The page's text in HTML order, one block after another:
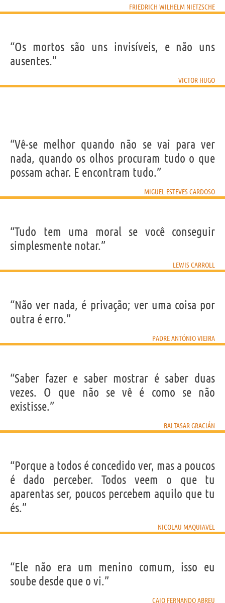
FRIEDRICH WILHELM NIETZSCHE
“Os mortos são uns invisíveis, e não uns
ausentes.”
VICTOR HUGO
“Vê-se melhor quando não se vai para ver
nada, quando os olhos procuram tudo o que
possam achar. E encontram tudo.”
MIGUEL ESTEVES CARDOSO
“Tudo tem uma moral se você conseguir
simplesmente notar.”
LEWIS CARROLL
“Não ver nada, é privação; ver uma coisa por
outra é erro.”
PADRE ANTÓNIO VIEIRA
“Saber fazer e saber mostrar é saber duas
vezes. O que não se vê é como se não
existisse.”
BALTASAR GRACIÁN
“Porque a todos é concedido ver, mas a poucos
é dado perceber. Todos veem o que tu
aparentas ser, poucos percebem aquilo que tu
és.”
NICOLAU MAQUIAVEL
“Ele não era um menino comum, isso eu
soube desde que o vi.”
CAIO FERNANDO ABREU